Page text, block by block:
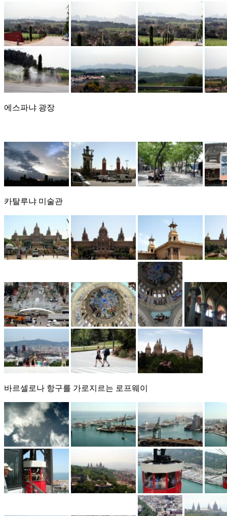
에스파냐 광장
카탈루냐 미술관
바르셀로나 항구를 가로지르는 로프웨이